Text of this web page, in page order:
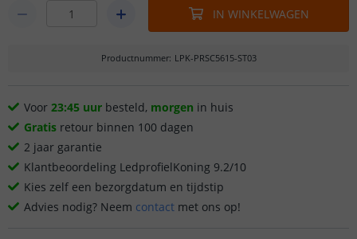
IN WINKELWAGEN
Productnummer: LPK-PRSC5615-ST03
Voor 23:45 uur besteld, morgen in huis
Gratis retour binnen 100 dagen
2 jaar garantie
Klantbeoordeling LedprofielKoning 9.2/10
Kies zelf een bezorgdatum en tijdstip
Advies nodig? Neem contact met ons op!